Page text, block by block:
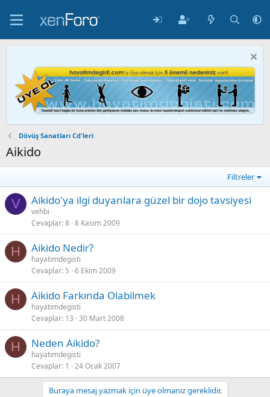
Dövüş Sanatları Cd'leri
Aikido
Filtreler
V Aikido'ya ilgi duyanlara güzel bir dojo tavsiyesi
vehbi
Cevaplar 8 8 Kasım 2009
H Aikido Nedir?
hayatimdegisti
Cevaplar 5 6 Ekim 2009
H Aikido Farkında Olabilmek
hayatimdegisti
Cevaplar 13 30 Mart 2008
H Neden Aikido?
hayatimdegisti
Cevaplar 1 24 Ocak 2007
Buraya mesaj yazmak için üye olmanız gereklidir.